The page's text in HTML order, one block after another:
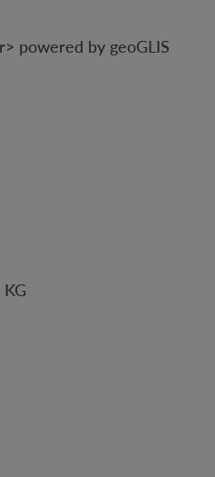
powered by geoGLIS